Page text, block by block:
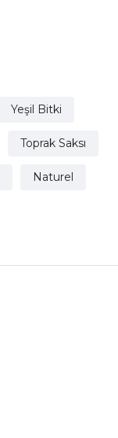
Yeşil Bitki
Toprak Saksı
Naturel